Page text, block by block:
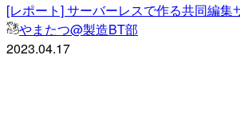
[レポート] サーバーレスで作る共同編
やまたつ@製造BT部
2023.04.17